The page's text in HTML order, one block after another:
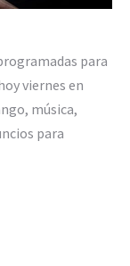
para
viernes en
música,
para